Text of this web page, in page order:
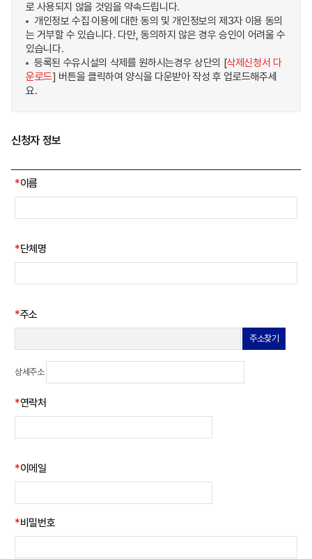
로 사용되지 않을 것임을 약속드립니다.
개인정보 수집‧이용에 대한 동의 및 개인정보의 제3자 이용 동의
는 거부할 수 있습니다. 다만, 동의하지 않은 경우 승인이 어려울 수
있습니다.
등록된 수유시설의 삭제를 원하시는경우 상단의 [삭제신청서 다
운로드] 버튼을 클릭하여 양식을 다운받아 작성 후 업로드해주세
요.
신청자 정보
*이름
*단체명
*주소
주소찾기
상세주소
*연락처
*이메일
*비밀번호